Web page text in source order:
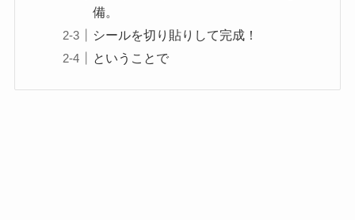
備。
シールを切り貼りして完成！
ということで